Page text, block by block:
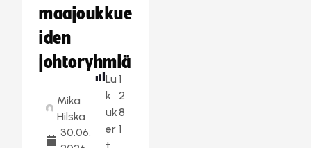
maajoukkue
iden
johtoryhmiä
Mika
Hilska
30.06.
Lu
k
uk
er
1
2
8
1